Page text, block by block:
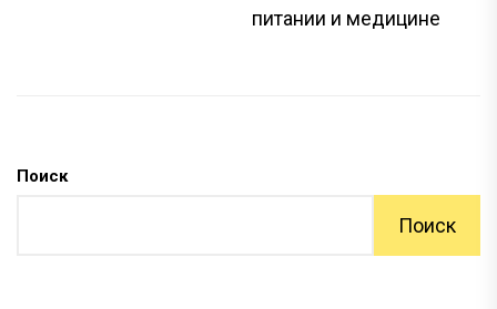
питании и медицине
Поиск
Поиск